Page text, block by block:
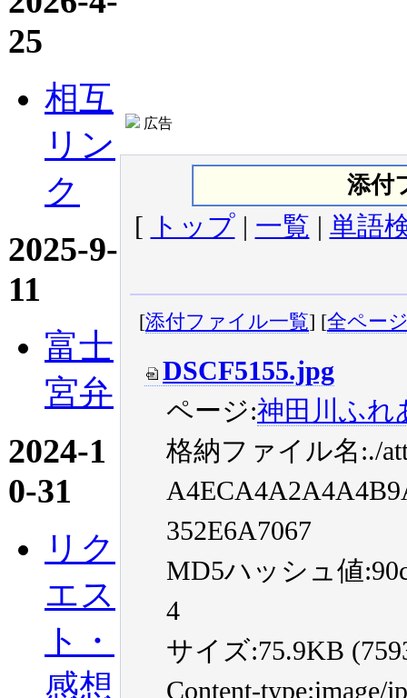
25
相互
リン
ク
2025-9-
11
富士
宮弁
2024-1
0-31
リク
エス
ト・
感想
広告
添付
[ トップ| 一覧 | 単語
[添付ファイル一覧] [全ペー
DSCF5155.jpg
ページ:神田川ふれ
格納ファイル名:./
352E6A7067
MD5ハッシュ値
4
サイズ:75.9KB
Content-type:image/